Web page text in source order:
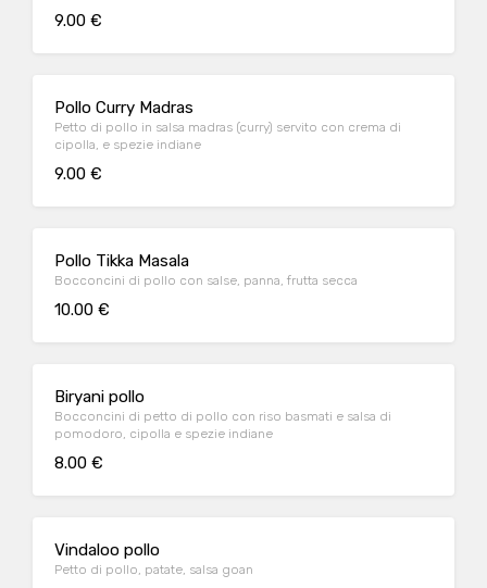
9.00 €
Pollo Curry Madras
Petto di pollo in salsa madras (curry) servito con crema di
cipolla, e spezie indiane
9.00 €
Pollo Tikka Masala
Bocconcini di pollo con salse, panna, frutta secca
10.00 €
Biryani pollo
Bocconcini di petto di pollo con riso basmati e salsa di
pomodoro, cipolla e spezie indiane
8.00 €
Vindaloo pollo
Petto di pollo, patate, salsa goan